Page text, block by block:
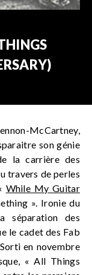
McCartney,
son génie
la carrière des
travers de perles
While My Guitar
». Ironie du
séparation des
le cadet des Fab
en novembre
« All Things